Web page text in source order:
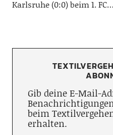
Karlsruhe (0:0) beim 1. FC…
Gib deine E-Mail-
beim
erhalten.